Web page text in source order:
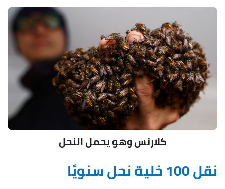
كلارنس وهو يحمل النحل
نقل 100 خلية نحل سنويًا